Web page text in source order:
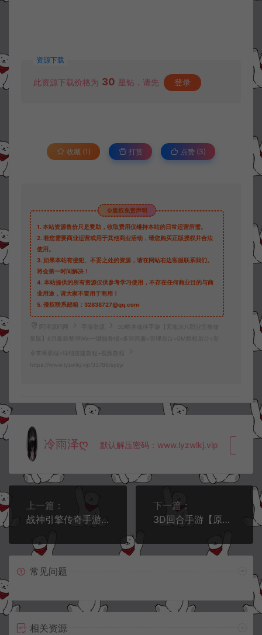
资源下载
此资源下载价格为 30 星钻，请先 登录
收藏 (1) 打赏 点赞 (3)
©版权免责声明
1. 本站资源售价只是赞助，收取费用仅维持本站的日常运营所需。
2. 若您需要商业运营或用于其他商业活动，请您购买正版授权并合法
使用。
3. 如果本站有侵犯、不妥之处的资源，请在网站右边客服联系我们。
将会第一时间解决！
4. 本站提供的所有资源仅供参考学习使用，不存在任何商业目的与商
业用途，请大家不要用于商用！
5. 侵权联系邮箱：32838727@qq.com
阿泽源码网 手游资源
3D唯美仙侠手游【天地决八职业完整修
复版】6月最新整理Win一键服务端+多区跨服+管理后台+GM授权后台+安
卓苹果双端+详细搭建教程+视频教程
https://www.lyzwlkj.vip/33786/syzy/
冷雨泽ღ 默认解压密码：www.lyzwlkj.vip
上一篇：
战神引擎传奇手游【1.80随风合击版三职业】6月最新整理Win一键服务端+GM授权后台+安卓苹果双端+详细搭建教程+视频教程
下一篇：
3D回合手游【原万灵山海之境多区跨服无验证版】5月最新整理Linux手工服务端+多区跨服+管理后台+GM授权后台+安卓苹果双端+详细搭建教程+视频教程
常见问题
相关资源